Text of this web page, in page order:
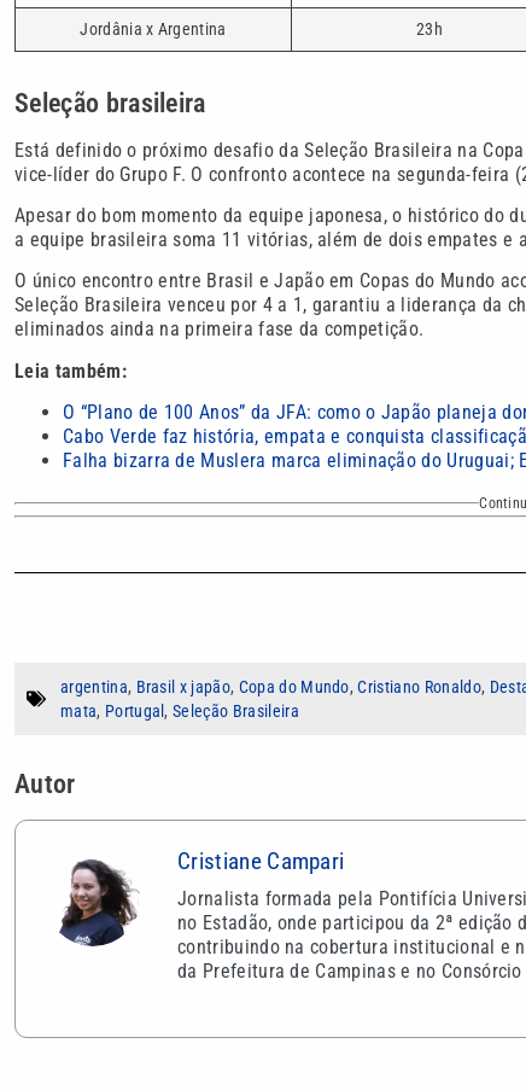
Jordânia x Argentina 23h
Seleção brasileira
Está definido o próximo desafio da Seleção Brasileira na
vice-líder do Grupo F. O confronto acontece na segunda-feira
Apesar do bom momento da equipe japonesa, o histórico do
a equipe brasileira soma 11 vitórias, além de dois empates e
O único encontro entre Brasil e Japão em Copas do Mundo
Seleção Brasileira venceu por 4 a 1, garantiu a liderança da
eliminados ainda na primeira fase da competição.
Leia também:
O “Plano de 100 Anos” da JFA: como o Japão planeja
Cabo Verde faz história, empata e conquista
Falha bizarra de Muslera marca eliminação do Uruguai;
argentina, Brasil x japão, Copa do Mundo,Cristiano Ronaldo,
mata, Portugal ,Seleção Brasileira
Autor
Cristiane Campari
Jornalista formada pela Pontifícia
no Estadão, onde participou da 2ª edição
contribuindo na cobertura institucional e
da Prefeitura de Campinas e no Consórcio